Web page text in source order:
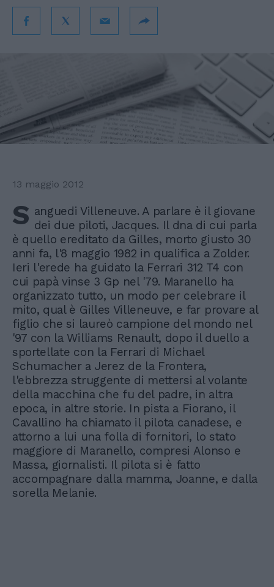
13 maggio 2012
S anguedi Villeneuve. A parlare è il giovane
dei due piloti, Jacques. Il dna di cui parla
è quello ereditato da Gilles, morto giusto 30
anni fa, l'8 maggio 1982 in qualifica a Zolder.
Ieri l'erede ha guidato la Ferrari 312 T4 con
cui papà vinse 3 Gp nel '79. Maranello ha
organizzato tutto, un modo per celebrare il
mito, qual è Gilles Villeneuve, e far provare al
figlio che si laureò campione del mondo nel
'97 con la Williams Renault, dopo il duello a
sportellate con la Ferrari di Michael
Schumacher a Jerez de la Frontera,
l'ebbrezza struggente di mettersi al volante
della macchina che fu del padre, in altra
epoca, in altre storie. In pista a Fiorano, il
Cavallino ha chiamato il pilota canadese, e
attorno a lui una folla di fornitori, lo stato
maggiore di Maranello, compresi Alonso e
Massa, giornalisti. Il pilota si è fatto
accompagnare dalla mamma, Joanne, e dalla
sorella Melanie.